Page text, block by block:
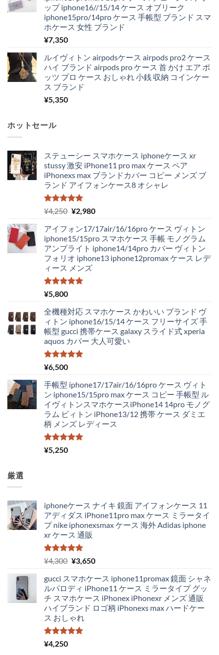
ップ iphone16//15/14 ケース オブリーク
iphone15pro/14pro ケース 手帳型 ブランド スマ
ホケース 女性 ブランド
¥7,350
ルイヴィトン airpodsケース airpods pro2 ケース
ハイ ブランド airpods pro ケース 首 かけ エア ポ
ッツ プロ ケース おしゃれ 小銭 収納 コインケー
ス ブランド
¥5,350
ホットセール
ステューシー スマホケース iphoneケース xr
stussy 激安 iPhone11 pro max ケース ペア
iPhonexs max ブランドカバー コピー メンズ ブ
ランド アイフォンケース8 オシャレ
5段階中
5.00
の評価
¥4,250 元
価
格
は
¥4,250
で
し
¥2,980現
の
価
格
は
アイフォン17/17air/16/16pro ケース ヴィトン
iphone15/15pro スマホケース 手帳 モノグラム
アンプライト iphone14/14pro カバー ヴィトン
フォリオ iphone13 iphone12promax ケース レデ
ィース メンズ
5段階中
5.00
¥5,800
全機種対応 スマホケース かわいい ブランド ヴ
ィトン iphone16/15/14 ケース フリーサイズ 手
帳型 gucci 携帯ケース galaxy スライド式 xperia
aquos カバー 大人可愛い
5段階中
5.00
¥6,500
手帳型 iphone17/17air/16/16pro ケース ヴィト
ン iphone15/15pro max ケース コピー 手帳型 ル
イヴィトンスマホケースiPhone14 14pro モノグ
ラム ビィトン iPhone13/12 携帯 ケース ダミエ
柄 メンズ レディース
5段階中
5.00
¥5,250
厳選
iphoneケース ナイキ 鏡面 アイフォンケース 11
アディダス iPhone11pro max ケース ミラータイ
プ nike iphonexsmax ケース 海外 Adidas iphone
xr ケース 通販
5段階中
5.00
の評価
¥4,300 元
価
格
は
¥4,300
で
し
¥3,650現
の
価
格
は
gucci スマホケース iphone11promax 鏡面 シャネ
ルパロディ iPhone11 ケース ミラータイプ グッ
チ スマホケース iPhonex iPhonexr メンズ 通販
ハイブランド ロゴ柄 iPhonexs max ハードケー
ス おしゃれ
5段階中
5.00
¥4,250